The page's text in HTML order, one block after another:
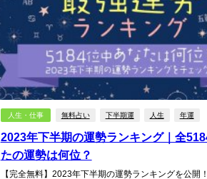
人生・仕事 無料占い 下半期運 人生 年運
2023年下半期の運勢ランキング｜全
たの運勢は何位？
【完全無料】2023年下半期の運勢ランキングを公開